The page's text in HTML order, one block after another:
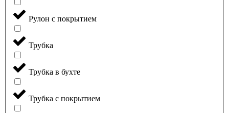
Рулон с покрытием
Трубка
Трубка в бухте
Трубка с покрытием